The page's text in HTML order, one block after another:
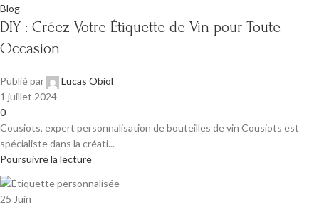
Blog
DIY : Créez Votre Étiquette de Vin pour Toute
Occasion
Publié par
Lucas Obiol
1 juillet 2024
0
Cousiots, expert personnalisation de bouteilles de vin Cousiots est
spécialiste dans la créati...
Poursuivre la lecture
25 Juin